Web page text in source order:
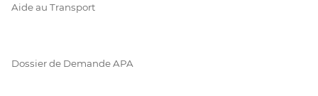
Aide au Transport
Dossier de Demande APA